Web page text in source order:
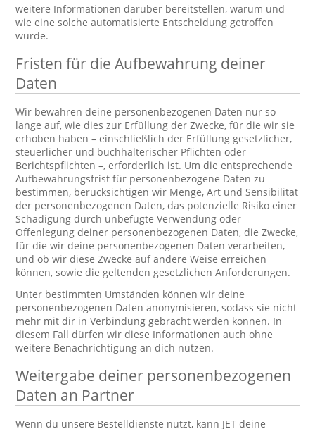
weitere Informationen darüber bereitstellen, warum und
wie eine solche automatisierte Entscheidung getroffen
wurde.
Fristen für die Aufbewahrung deiner
Daten
Wir bewahren deine personenbezogenen Daten nur so
lange auf, wie dies zur Erfüllung der Zwecke, für die wir sie
erhoben haben – einschließlich der Erfüllung gesetzlicher,
steuerlicher und buchhalterischer Pflichten oder
Berichtspflichten –, erforderlich ist. Um die entsprechende
Aufbewahrungsfrist für personenbezogene Daten zu
bestimmen, berücksichtigen wir Menge, Art und Sensibilität
der personenbezogenen Daten, das potenzielle Risiko einer
Schädigung durch unbefugte Verwendung oder
Offenlegung deiner personenbezogenen Daten, die Zwecke,
für die wir deine personenbezogenen Daten verarbeiten,
und ob wir diese Zwecke auf andere Weise erreichen
können, sowie die geltenden gesetzlichen Anforderungen.
Unter bestimmten Umständen können wir deine
personenbezogenen Daten anonymisieren, sodass sie nicht
mehr mit dir in Verbindung gebracht werden können. In
diesem Fall dürfen wir diese Informationen auch ohne
weitere Benachrichtigung an dich nutzen.
Weitergabe deiner personenbezogenen
Daten an Partner
Wenn du unsere Bestelldienste nutzt, kann JET deine